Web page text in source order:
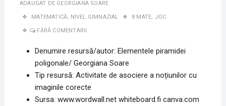
ADAUGAT DE GEORGIANA SOARE
MATEMATICĂ, NIVEL GIMNAZIAL 8 MATE, JOC
FĂRĂ COMENTARII
Denumire resursă/autor: Elementele piramidei
poligonale/ Georgiana Soare
Tip resursă: Activitate de asociere a noțiunilor cu
imaginile corecte
Sursa: www.wordwall.net whiteboard.fi canva.com